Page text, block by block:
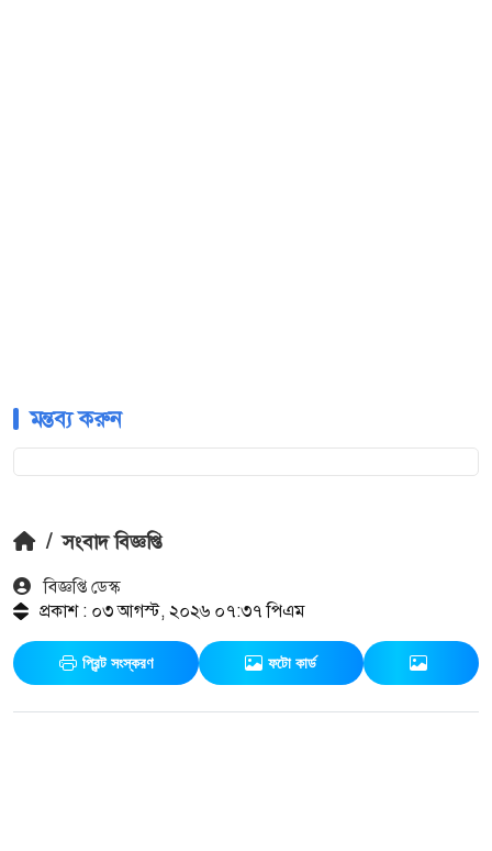
মন্তব্য করুন
/ সংবাদ বিজ্ঞপ্তি
বিজ্ঞপ্তি ডেস্ক
প্রকাশ : ০৩ আগস্ট, ২০২৬ ০৭:৩৭ পিএম
প্রিন্ট সংস্করণ ফটো কার্ড